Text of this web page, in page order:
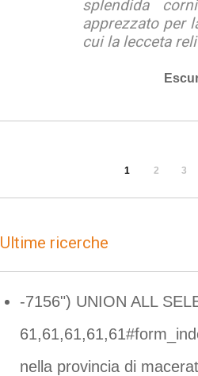
splendida
apprezzato per
cui la lecceta
1 2 3
Ultime ricerche
-7156") UNION ALL
nella provincia di